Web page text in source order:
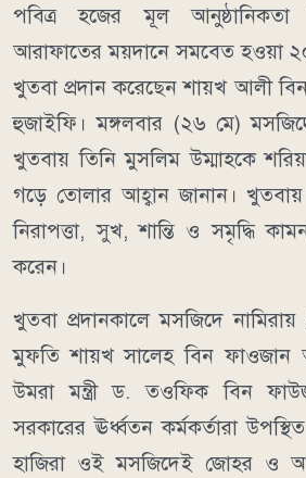
পবিত্র হজের মূল আনুষ্ঠানিকতা
আরাফাতের ময়দানে সমবেত হওয়া
খুতবা প্রদান করেছেন শায়খ আলী
হুজাইফি। মঙ্গলবার (২৬ মে)
খুতবায় তিনি মুসলিম উম্মাহকে
গড়ে তোলার আহ্বান জানান। খুতবায়
নিরাপত্তা, সুখ, শান্তি ও সমৃদ্ধি
করেন।
খুতবা প্রদানকালে মসজিদে
মুফতি শায়খ সালেহ বিন
উমরা মন্ত্রী ড. তওফিক বিন
সরকারের ঊর্ধ্বতন কর্মকর্তারা
হাজিরা ওই মসজিদেই জোহর ও